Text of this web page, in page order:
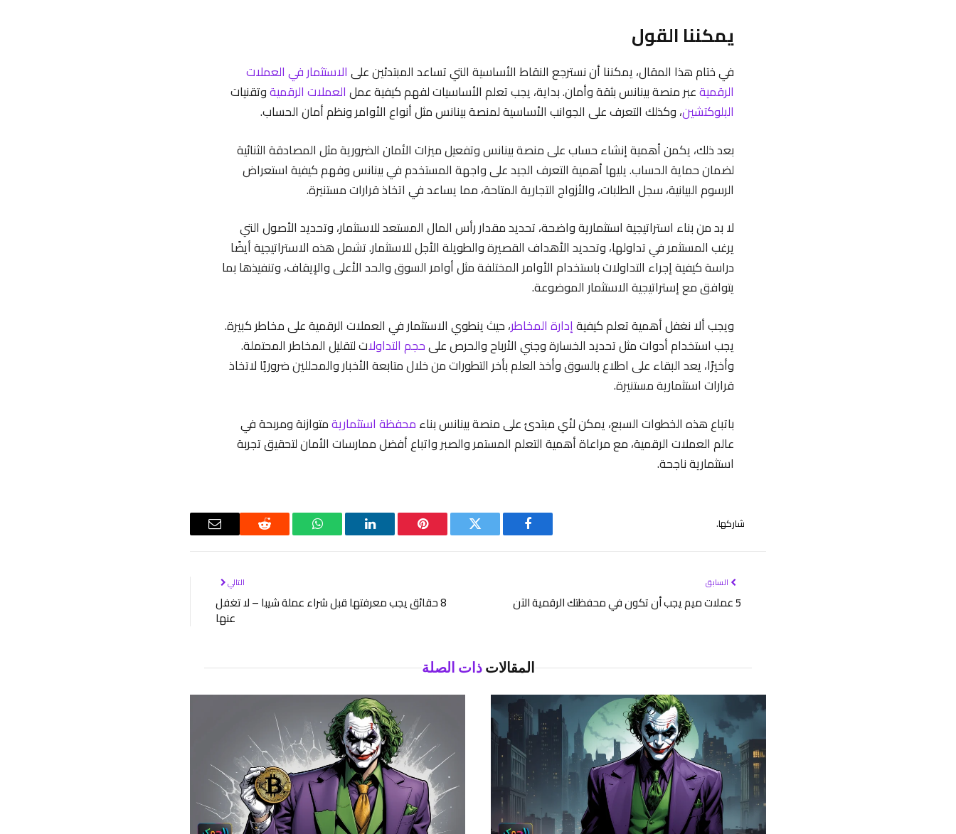
يمكننا القول
في ختام هذا المقال، يمكننا أن نسترجع النقاط الأساسية التي تساعد المبتدئين علىالاستثمار في العملات
الرقميةعبر منصة بينانس بثقة وأمان. بداية، يجب تعلم الأساسيات لفهم كيفية عملالعملات الرقميةوتقنيات
البلوكتشين، وكذلك التعرف على الجوانب الأساسية لمنصة بينانس مثل أنواع الأوامر ونظم أمان الحساب.
بعد ذلك، يكمن أهمية إنشاء حساب على منصة بينانس وتفعيل ميزات الأمان الضرورية مثل المصادقة الثنائية
لضمان حماية الحساب. يليها أهمية التعرف الجيد على واجهة المستخدم في بينانس وفهم كيفية استعراض
الرسوم البيانية، سجل الطلبات، والأزواج التجارية المتاحة، مما يساعد في اتخاذ قرارات مستنيرة.
لا بد من بناء استراتيجية استثمارية واضحة، تحديد مقدار رأس المال المستعد للاستثمار، وتحديد الأصول التي
يرغب المستثمر في تداولها، وتحديد الأهداف القصيرة والطويلة الأجل للاستثمار. تشمل هذه الاستراتيجية أيضًا
دراسة كيفية إجراء التداولات باستخدام الأوامر المختلفة مثل أوامر السوق والحد الأعلى والإيقاف، وتنفيذها بما
يتوافق مع إستراتيجية الاستثمار الموضوعة.
ويجب ألا نغفل أهمية تعلم كيفيةإدارة المخاطر، حيث ينطوي الاستثمار في العملات الرقمية على مخاطر كبيرة.
يجب استخدام أدوات مثل تحديد الخسارة وجني الأرباح والحرص علىحجم التداولات لتقليل المخاطر المحتملة.
وأخيرًا، يعد البقاء على اطلاع بالسوق وأخذ العلم بأخر التطورات من خلال متابعة الأخبار والمحللين ضروريًا لاتخاذ
قرارات استثمارية مستنيرة.
باتباع هذه الخطوات السبع، يمكن لأي مبتدئ على منصة بينانس بناءمحفظة استثماريةمتوازنة ومربحة في
عالم العملات الرقمية، مع مراعاة أهمية التعلم المستمر والصبر واتباع أفضل ممارسات الأمان لتحقيق تجربة
استثمارية ناجحة.
شاركها.
فيسبوك تويتر بينتيريستلينكدإن واتساب رديت
البريد
السابق
5 عملات ميم يجب أن تكون في محفظتك الرقمية الآن
التالي
8 حقائق يجب معرفتها قبل شراء عملة شيبا – لا تغفل
عنها
المقالاتذات الصلة